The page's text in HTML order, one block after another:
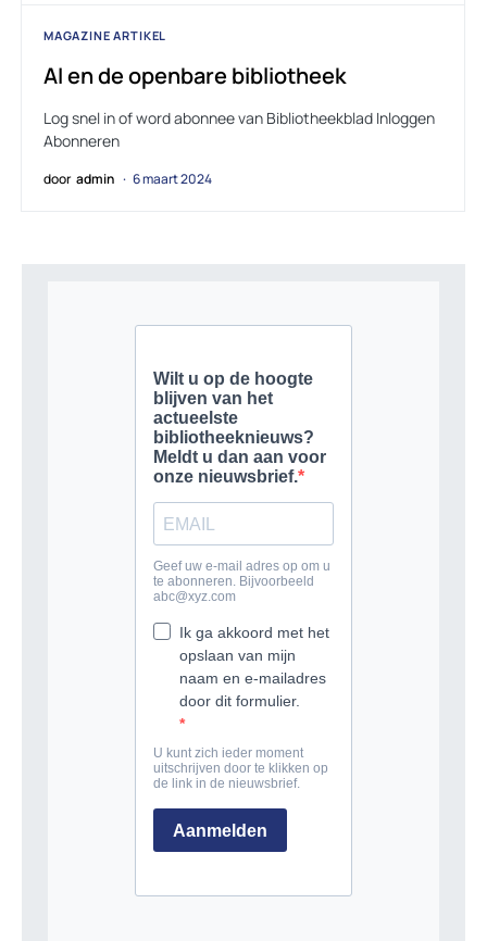
MAGAZINE ARTIKEL
AI en de openbare bibliotheek
Log snel in of word abonnee van Bibliotheekblad Inloggen
Abonneren
door admin 6 maart 2024